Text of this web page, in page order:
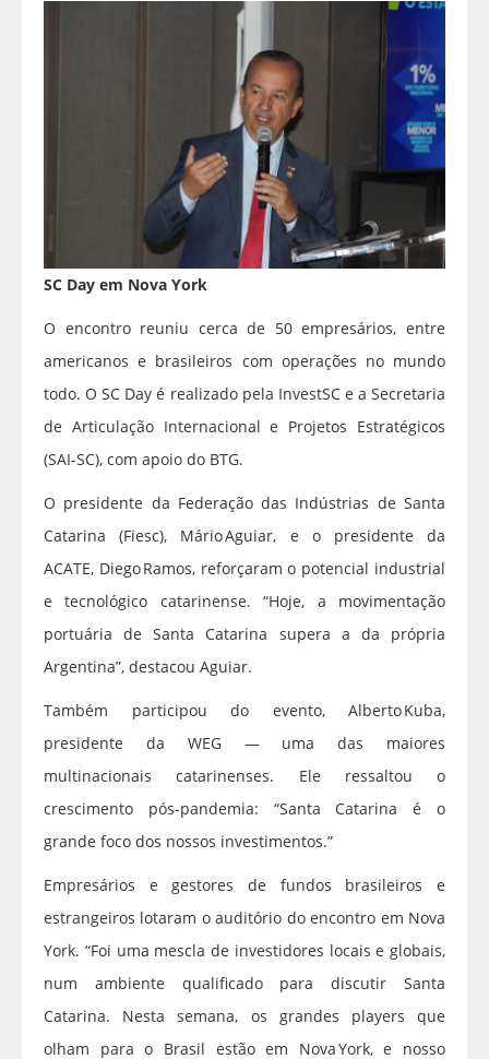
SC Day em Nova York
O encontro reuniu cerca de 50 empresários, entre
americanos e brasileiros com operações no mundo
todo. O SC Day é realizado pela InvestSC e a Secretaria
de Articulação Internacional e Projetos Estratégicos
(SAI-SC), com apoio do BTG.
O presidente da Federação das Indústrias de Santa
Catarina (Fiesc), Mário Aguiar, e o presidente da
ACATE, Diego Ramos, reforçaram o potencial industrial
e tecnológico catarinense. “Hoje, a movimentação
portuária de Santa Catarina supera a da própria
Argentina”, destacou Aguiar.
Também participou do evento, Alberto Kuba,
presidente da WEG — uma das maiores
multinacionais catarinenses. Ele ressaltou o
crescimento pós‑pandemia: “Santa Catarina é o
grande foco dos nossos investimentos.”
Empresários e gestores de fundos brasileiros e
estrangeiros lotaram o auditório do encontro em Nova
York. “Foi uma mescla de investidores locais e globais,
num ambiente qualificado para discutir Santa
Catarina. Nesta semana, os grandes players que
olham para o Brasil estão em Nova York, e nosso